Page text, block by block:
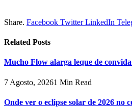
Share. Facebook Twitter LinkedIn
Related Posts
Mucho Flow alarga leque de
7 Agosto, 20261 Min Read
Onde ver o eclipse solar de 2026 no